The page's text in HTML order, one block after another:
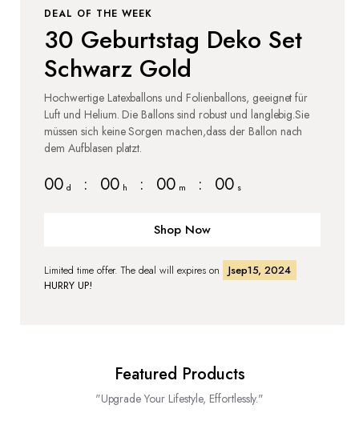
DEAL OF THE WEEK
30 Geburtstag Deko Set
Schwarz Gold
Hochwertige Latexballons und Folienballons, geeignet für
Luft und Helium. Die Ballons sind robust und langlebig.Sie
müssen sich keine Sorgen machen,dass der Ballon nach
dem Aufblasen platzt.
00 d : 00 h : 00 m : 00 s
Shop Now
Limited time offer. The deal will expires on
Jsep15, 2024
HURRY UP!
Featured Products
"Upgrade Your Lifestyle, Effortlessly."